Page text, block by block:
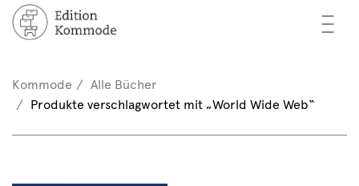
—
—
—
/ Registrieren
(0)
Kommode
Alle Bücher
Produkte verschlagwortet mit „World Wide Web“